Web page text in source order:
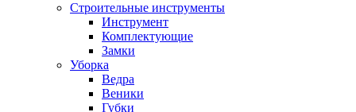
Строительные инструменты
Инструмент
Комплектующие
Замки
Уборка
Ведра
Веники
Губки